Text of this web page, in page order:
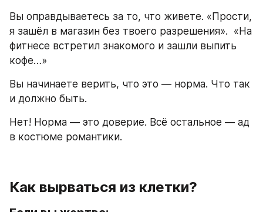
Вы оправдываетесь за то, что живете. «Прости,
я зашёл в магазин без твоего разрешения».  «На
фитнесе встретил знакомого и зашли выпить
кофе…»
Вы начинаете верить, что это — норма. Что так
и должно быть.
Нет! Норма — это доверие. Всё остальное — ад
в костюме романтики.
Как вырваться из клетки?